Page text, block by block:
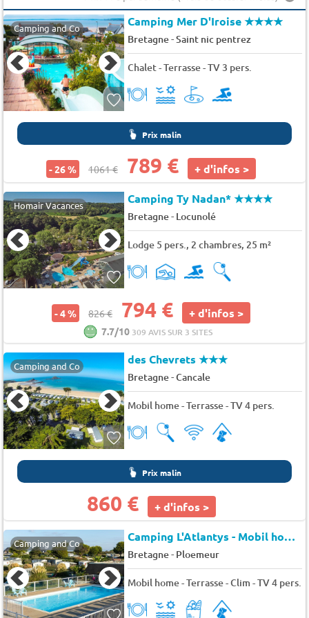
Camping and Co Camping Mer D'Iroise★★★★
Bretagne-Saint nic pentrez
Chalet - Terrasse - TV 3 pers.
Prix malin
- 26 % 1061 € 789 € + d'infos >
Homair Vacances Camping Ty Nadan*★★★★
Bretagne- Locunolé
Lodge 5 pers., 2 chambres, 25 m²
- 4 % 826 € 794 € + d'infos >
7.7/10 309 AVIS SUR 3 SITES
Camping and Co des Chevrets★★★
Bretagne-Cancale
Mobil home - Terrasse - TV 4 pers.
Prix malin
860 € + d'infos >
Camping and Co Camping L'Atlantys - Mobil home Vue mer panoramique terrasse - 2 chambres Grand Confort (radiateurs dans toutes les pièces)
Bretagne- Ploemeur
Mobil home - Terrasse - Clim - TV 4 pers.